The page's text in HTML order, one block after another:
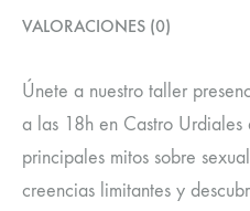
VALORACIONES (0)
Únete a nuestro taller
a las 18h en Castro Urdiales
principales mitos sobre
creencias limitantes y